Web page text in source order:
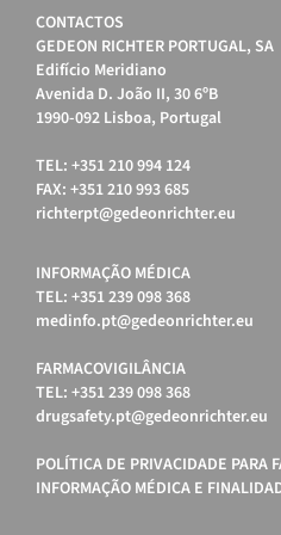
CONTACTOS
GEDEON RICHTER PORTUGAL, SA
Edifício Meridiano
Avenida D. João II, 30 6ºB
1990-092 Lisboa, Portugal
TEL: +351 210 994 124
FAX: +351 210 993 685
richterpt@gedeonrichter.eu
INFORMAÇÃO MÉDICA
TEL: +351 239 098 368
medinfo.pt@gedeonrichter.eu
FARMACOVIGILÂNCIA
TEL: +351 239 098 368
drugsafety.pt@gedeonrichter.eu
POLÍTICA DE PRIVACIDADE PARA
INFORMAÇÃO MÉDICA E